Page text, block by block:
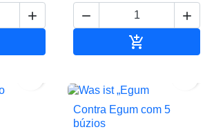
  

Contra Egum com 5
búzios